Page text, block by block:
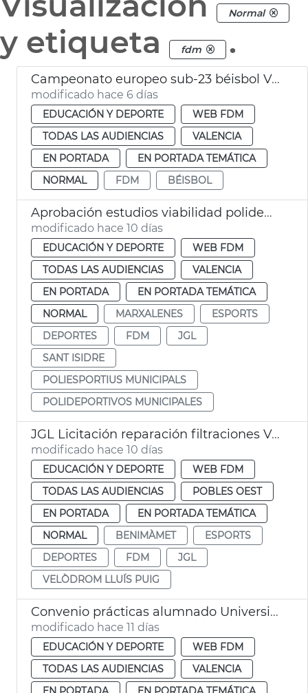
Normal
y etiqueta fdm .
Campeonato europeo sub-23 béisbol València
modificado hace 6 días
EDUCACIÓN Y DEPORTE
WEB FDM
TODAS LAS AUDIENCIAS
VALENCIA
EN PORTADA
EN PORTADA TEMÁTICA
NORMAL
FDM BÉISBOL
Aprobación estudios viabilidad polideportivos San Isidro Marxalenes
modificado hace 10 días
EDUCACIÓN Y DEPORTE
WEB FDM
TODAS LAS AUDIENCIAS
VALENCIA
EN PORTADA
EN PORTADA TEMÁTICA
NORMAL
MARXALENES
ESPORTS
DEPORTES
FDM
JGL
SANT ISIDRE
POLIESPORTIUS MUNICIPALS
POLIDEPORTIVOS MUNICIPALES
JGL Licitación reparación filtraciones Velódromo València
modificado hace 10 días
EDUCACIÓN Y DEPORTE
WEB FDM
TODAS LAS AUDIENCIAS
POBLES OEST
EN PORTADA
EN PORTADA TEMÁTICA
NORMAL
BENIMÀMET
ESPORTS
DEPORTES
FDM
JGL
VELÒDROM LLUÍS PUIG
Convenio prácticas alumnado Universidad Católica FDM València
modificado hace 11 días
EDUCACIÓN Y DEPORTE
WEB FDM
TODAS LAS AUDIENCIAS
VALENCIA